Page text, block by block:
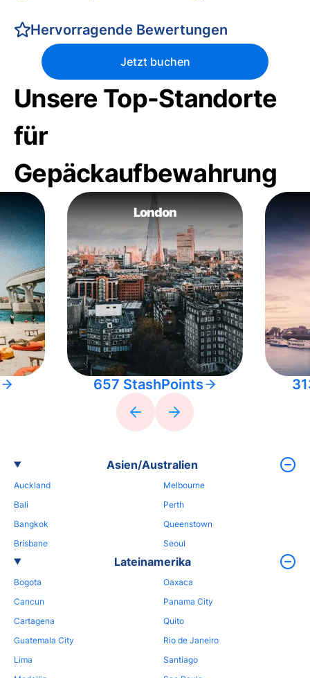
Hervorragende Bewertungen
Jetzt buchen
Unsere Top-Standorte
für
Gepäckaufbewahrung
London
657 StashPoints
Asien/Australien
Auckland
Bali
Bangkok
Brisbane
Melbourne
Perth
Queenstown
Seoul
Lateinamerika
Bogota
Cancun
Cartagena
Guatemala City
Lima
Oaxaca
Panama City
Quito
Rio de Janeiro
Santiago